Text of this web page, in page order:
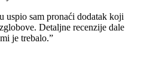
uspio sam pronaći dodatak koji
Detaljne recenzije dale
je trebalo.”